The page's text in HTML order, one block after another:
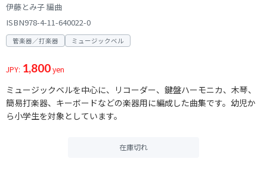
伊藤とみ子 編曲
ISBN978-4-11-640022-0
管楽器／打楽器 ミュージックベル
JPY: 1,800yen
ミュージックベルを中心に、リコーダー、鍵盤ハーモニカ、木琴、
簡易打楽器、キーボードなどの楽器用に編成した曲集です。幼児か
ら小学生を対象としています。
在庫切れ